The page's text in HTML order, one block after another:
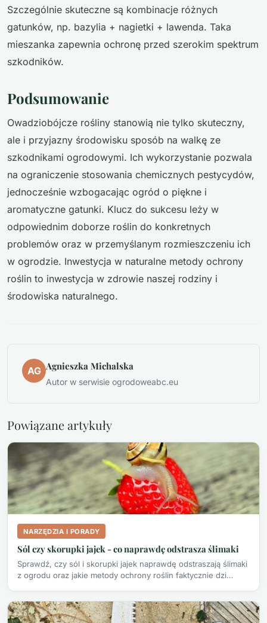
Szczególnie skuteczne są kombinacje różnych
gatunków, np. bazylia + nagietki + lawenda. Taka
mieszanka zapewnia ochronę przed szerokim spektrum
szkodników.
Podsumowanie
Owadziobójcze rośliny stanowią nie tylko skuteczny,
ale i przyjazny środowisku sposób na walkę ze
szkodnikami ogrodowymi. Ich wykorzystanie pozwala
na ograniczenie stosowania chemicznych pestycydów,
jednocześnie wzbogacając ogród o piękne i
aromatyczne gatunki. Klucz do sukcesu leży w
odpowiednim doborze roślin do konkretnych
problemów oraz w przemyślanym rozmieszczeniu ich
w ogrodzie. Inwestycja w naturalne metody ochrony
roślin to inwestycja w zdrowie naszej rodziny i
środowiska naturalnego.
AG Agnieszka Michalska
Autor w serwisie ogrodoweabc.eu
Powiązane artykuły
NARZĘDZIA I PORADY
Sól czy skorupki jajek - co naprawdę odstrasza ślimaki
Sprawdź, czy sól i skorupki jajek naprawdę odstraszają ślimaki
z ogrodu oraz jakie metody ochrony roślin faktycznie dzi…